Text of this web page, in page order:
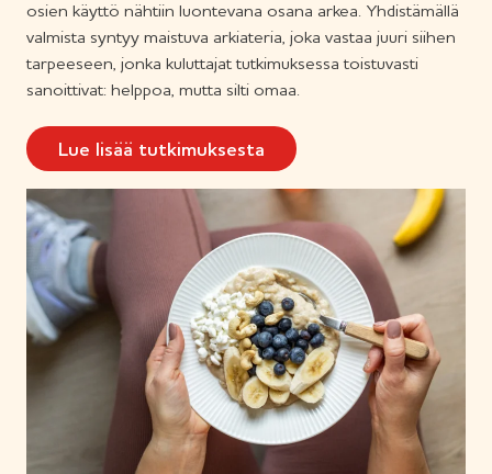
osien käyttö nähtiin luontevana osana arkea. Yhdistämällä
valmista syntyy maistuva arkiateria, joka vastaa juuri siihen
tarpeeseen, jonka kuluttajat tutkimuksessa toistuvasti
sanoittivat: helppoa, mutta silti omaa.
Lue lisää tutkimuksesta